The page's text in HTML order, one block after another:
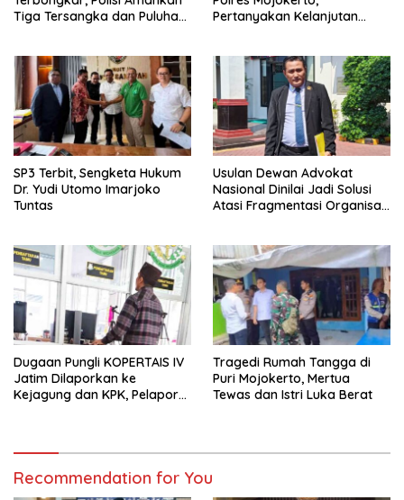
Tiga Tersangka dan Puluhan
Pertanyakan Kelanjutan
SP3 Terbit, Sengketa Hukum
Dr. Yudi Utomo Imarjoko
Tuntas
Usulan Dewan Advokat
Nasional Dinilai Jadi Solusi
Atasi Fragmentasi Organisasi
Dugaan Pungli KOPERTAIS IV
Jatim Dilaporkan ke
Kejagung dan KPK, Pelapor
Tragedi Rumah Tangga di
Puri Mojokerto, Mertua
Tewas dan Istri Luka Berat
Recommendation for You